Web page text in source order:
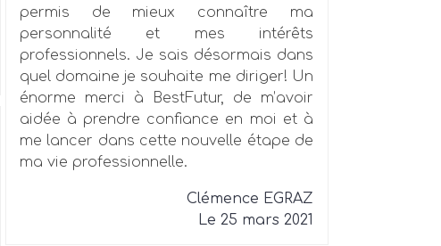
permis de mieux connaître ma
personnalité et mes intérêts
professionnels. Je sais désormais dans
quel domaine je souhaite me diriger! Un
énorme merci à BestFutur, de m’avoir
aidée à prendre confiance en moi et à
me lancer dans cette nouvelle étape de
ma vie professionnelle.
Clémence EGRAZ
Le 25 mars 2021